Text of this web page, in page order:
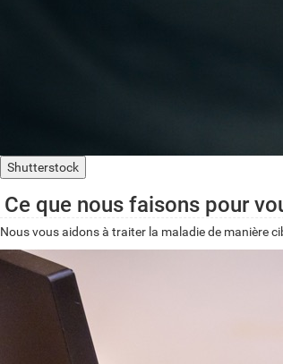
Shutterstock
Ce que nous faisons pour
Nous vous aidons à traiter la maladie de manière